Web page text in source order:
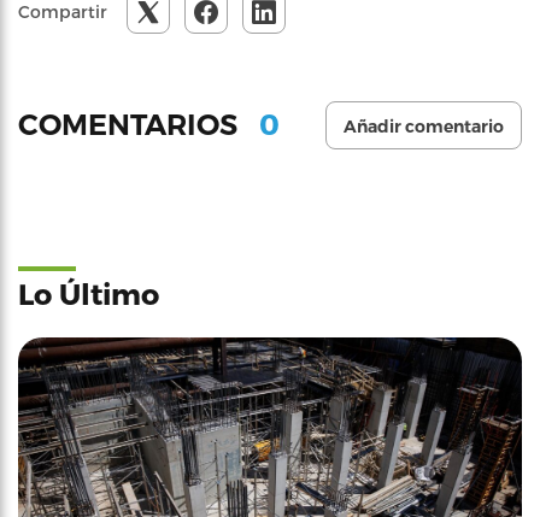
Compartir
COMENTARIOS 0 Añadir comentario
Lo Último